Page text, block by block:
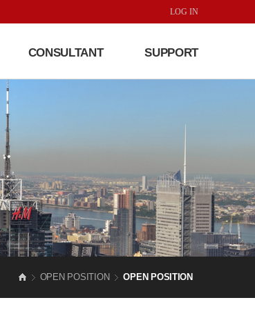
LOG IN
CONSULTANT SUPPORT
OPEN POSITION OPEN POSITION